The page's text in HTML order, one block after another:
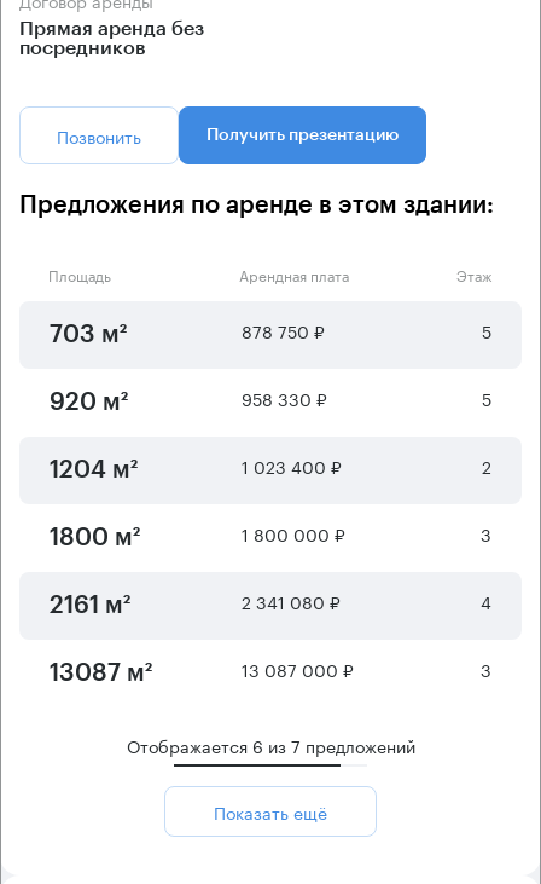
Прямая аренда без
посредников
Позвонить Получить презентацию
Предложения по аренде в этом здании:
Площадь Арендная плата Этаж
703 м² 878 750 ₽ 5
920 м² 958 330 ₽ 5
1204 м² 1 023 400 ₽ 2
1800 м² 1 800 000 ₽ 3
2161 м² 2 341 080 ₽ 4
13087 м² 13 087 000 ₽ 3
Отображается 6 из7 предложений
Показать ещё